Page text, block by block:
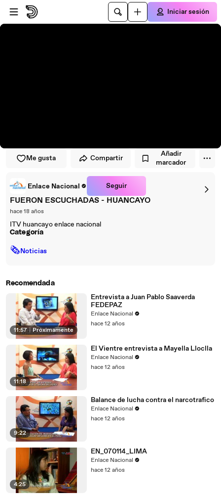
Saltar al reproductor
Saltar al contenido principal
Iniciar sesión
Me gusta Compartir
Añadir
marcador
Enlace Nacional Seguir
FUERON ESCUCHADAS - HUANCAYO
hace 18 años
ITV huancayo enlace nacional
Categoría
🗞Noticias
Recomendada
11:57 | Próximamente
Entrevista a Juan Pablo Saaverda
FEDEPAZ
Enlace Nacional
hace 12 años
11:18
El Vientre entrevista a Mayella Lloclla
Enlace Nacional
hace 12 años
9:22
Balance de lucha contra el narcotrafico
Enlace Nacional
hace 12 años
4:25
EN_070114_LIMA
Enlace Nacional
hace 12 años